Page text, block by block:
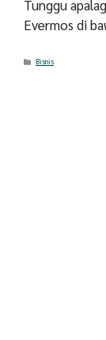
Tunggu
Evermos di
Categories
Bisnis